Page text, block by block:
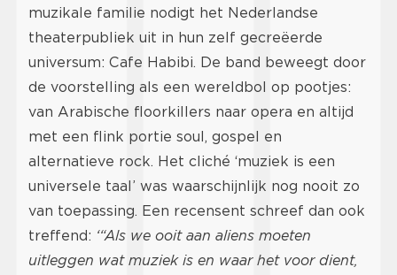
muzikale familie nodigt het Nederlandse
theaterpubliek uit in hun zelf gecreëerde
universum: Cafe Habibi. De band beweegt door
de voorstelling als een wereldbol op pootjes:
van Arabische floorkillers naar opera en altijd
met een flink portie soul, gospel en
alternatieve rock. Het cliché ‘muziek is een
universele taal’ was waarschijnlijk nog nooit zo
van toepassing. Een recensent schreef dan ook
treffend: ‘“Als we ooit aan aliens moeten
uitleggen wat muziek is en waar het voor dient,